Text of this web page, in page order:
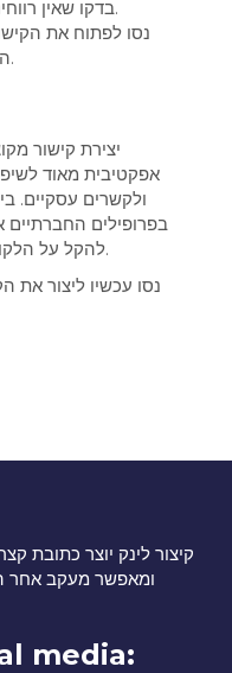
בדקו שאין רווחים או סימנים מיותרים בכתובת.
נסו לפתוח את
הבעיה ספציפית לדפדפן שלכם.
יצירת קישור
אפקטיבית מאוד
ולקשרים עסקיים.
בפרופילים החברתיים
להקל על הלקוחות שלכם ולשפר את אחוזי ההמרה.
נסו עכשיו ליצור את
קיצור לינק יוצר כתובת
ומאפשר מעקב אחר
media: